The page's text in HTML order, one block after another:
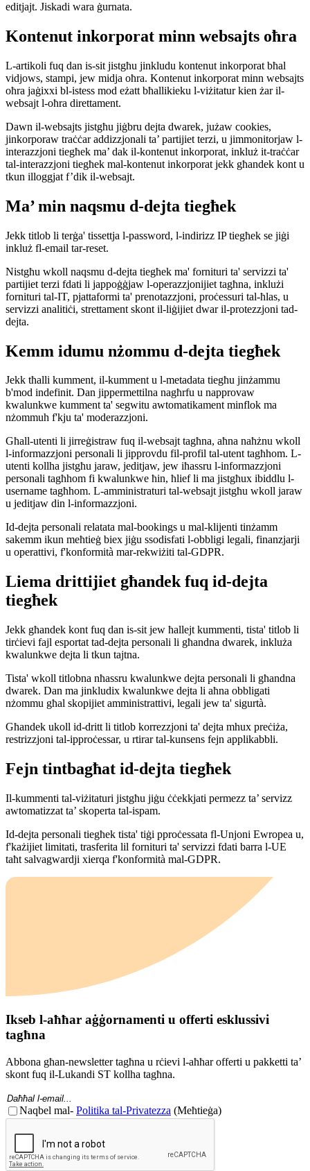
editjajt. Jiskadi wara ġurnata.
Kontenut inkorporat minn websajts oħra
L-artikoli fuq dan is-sit jistgħu jinkludu kontenut inkorporat bħal
vidjows, stampi, jew midja oħra. Kontenut inkorporat minn websajts
oħra jaġixxi bl-istess mod eżatt bħallikieku l-viżitatur kien żar il-
websajt l-oħra direttament.
Dawn il-websajts jistgħu jiġbru dejta dwarek, jużaw cookies,
jinkorporaw traċċar addizzjonali ta’ partijiet terzi, u jimmonitorjaw l-
interazzjoni tiegħek ma’ dak il-kontenut inkorporat, inkluż it-traċċar
tal-interazzjoni tiegħek mal-kontenut inkorporat jekk għandek kont u
tkun illoggjat f’dik il-websajt.
Ma’ min naqsmu d-dejta tiegħek
Jekk titlob li terġa' tissettja l-password, l-indirizz IP tiegħek se jiġi
inkluż fl-email tar-reset.
Nistgħu wkoll naqsmu d-dejta tiegħek ma' fornituri ta' servizzi ta'
partijiet terzi fdati li jappoġġjaw l-operazzjonijiet tagħna, inklużi
fornituri tal-IT, pjattaformi ta' prenotazzjoni, proċessuri tal-ħlas, u
servizzi analitiċi, strettament skont il-liġijiet dwar il-protezzjoni tad-
dejta.
Kemm idumu nżommu d-dejta tiegħek
Jekk tħalli kumment, il-kumment u l-metadata tiegħu jinżammu
b'mod indefinit. Dan jippermettilna nagħrfu u napprovaw
kwalunkwe kumment ta' segwitu awtomatikament minflok ma
nżommuh f'kju ta' moderazzjoni.
Għall-utenti li jirreġistraw fuq il-websajt tagħna, aħna naħżnu wkoll
l-informazzjoni personali li jipprovdu fil-profil tal-utent tagħhom. L-
utenti kollha jistgħu jaraw, jeditjaw, jew iħassru l-informazzjoni
personali tagħhom fi kwalunkwe ħin, ħlief li ma jistgħux ibiddlu l-
username tagħhom. L-amministraturi tal-websajt jistgħu wkoll jaraw
u jeditjaw din l-informazzjoni.
Id-dejta personali relatata mal-bookings u mal-klijenti tinżamm
sakemm ikun meħtieġ biex jiġu ssodisfati l-obbligi legali, finanzjarji
u operattivi, f'konformità mar-rekwiżiti tal-GDPR.
Liema drittijiet għandek fuq id-dejta
tiegħek
Jekk għandek kont fuq dan is-sit jew ħallejt kummenti, tista' titlob li
tirċievi fajl esportat tad-dejta personali li għandna dwarek, inkluża
kwalunkwe dejta li tkun tajtna.
Tista' wkoll titlobna nħassru kwalunkwe dejta personali li għandna
dwarek. Dan ma jinkludix kwalunkwe dejta li aħna obbligati
nżommu għal skopijiet amministrattivi, legali jew ta' sigurtà.
Għandek ukoll id-dritt li titlob korrezzjoni ta' dejta mhux preċiża,
restrizzjoni tal-ipproċessar, u rtirar tal-kunsens fejn applikabbli.
Fejn tintbagħat id-dejta tiegħek
Il-kummenti tal-viżitaturi jistgħu jiġu ċċekkjati permezz ta’ servizz
awtomatizzat ta’ skoperta tal-ispam.
Id-dejta personali tiegħek tista' tiġi pproċessata fl-Unjoni Ewropea u,
f'każijiet limitati, trasferita lil fornituri ta' servizzi fdati barra l-UE
taħt salvagwardji xierqa f'konformità mal-GDPR.
Ikseb l-aħħar aġġornamenti u offerti esklussivi
tagħna
Abbona għan-newsletter tagħna u rċievi l-aħħar offerti u pakketti ta’
skont fuq il-Lukandi ST kollha tagħna.
Email
(Meħtieġa)
Kunsens
(Meħtieġ)
Naqbel mal- Politika tal-Privatezza (Meħtieġa)
CAPTCHA